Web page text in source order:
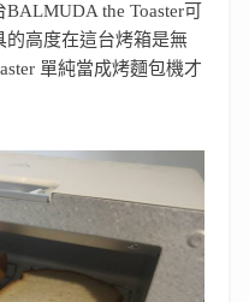
the Toaster可
的高度在這台烤箱是無
單純當成烤麵包機才